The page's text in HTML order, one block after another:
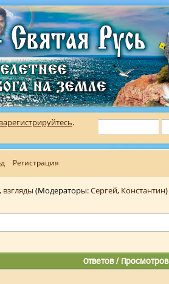
зарегистрируйтесь.
Регистрация
(Модераторы:Сергей, Константин)
Ответов/ Просмотров